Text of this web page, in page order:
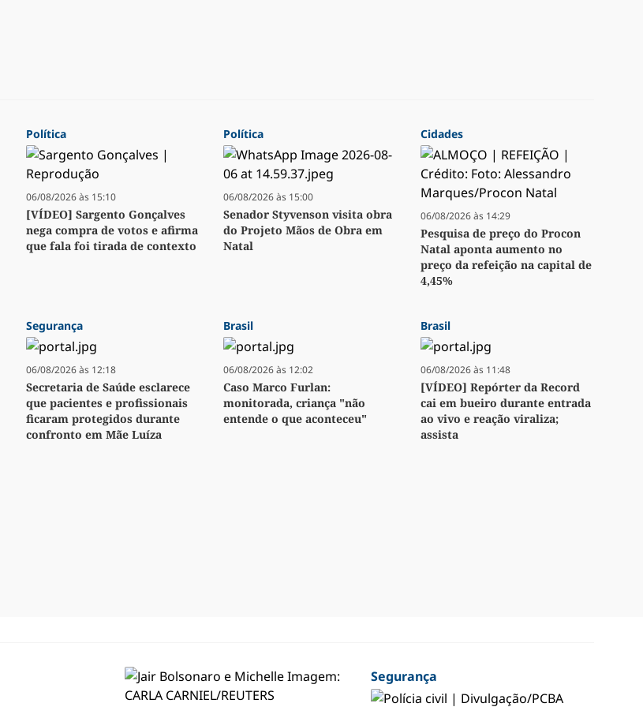
Política
06/08/2026 às 15:10
[VÍDEO] Sargento Gonçalves
nega compra de votos e afirma
que fala foi tirada de contexto
Política
06/08/2026 às 15:00
Senador Styvenson visita obra
do Projeto Mãos de Obra em
Natal
Cidades
06/08/2026 às 14:29
Pesquisa de preço do Procon
Natal aponta aumento no
preço da refeição na capital de
4,45%
Segurança
06/08/2026 às 12:18
Secretaria de Saúde esclarece
que pacientes e profissionais
ficaram protegidos durante
confronto em Mãe Luíza
Brasil
06/08/2026 às 12:02
Caso Marco Furlan:
monitorada, criança "não
entende o que aconteceu"
Brasil
06/08/2026 às 11:48
[VÍDEO] Repórter da Record
cai em bueiro durante entrada
ao vivo e reação viraliza;
assista
Segurança